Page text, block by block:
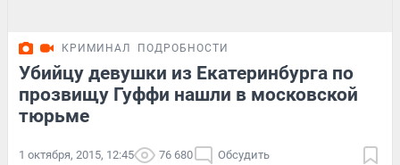
КРИМИНАЛ ПОДРОБНОСТИ
Убийцу девушки из Екатеринбурга по
прозвищу Гуффи нашли в московской
тюрьме
1 октября, 2015, 12:45 76 680 Обсудить